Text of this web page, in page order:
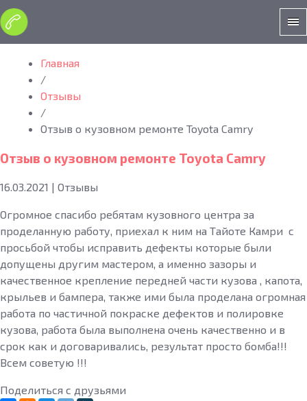
Главная
/
Отзывы
/
Отзыв о кузовном ремонте Toyota Camry
Отзыв о кузовном ремонте Toyota Camry
16.03.2021 | Отзывы
Огромное спасибо ребятам кузовного центра за
проделанную работу, приехал к ним на Тайоте Камри с
просьбой чтобы исправить дефекты которые были
допущены другим мастером, а именно зазоры и
качественное крепление передней части кузова , капота,
крыльев и бампера, также ими была проделана огромная
работа по частичной покраске дефектов и полировке
кузова, работа была выполнена очень качественно и в
срок как и договаривались, результат просто бомба!!!
Всем советую !!!
Поделиться с друзьями